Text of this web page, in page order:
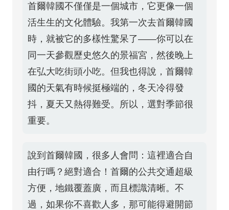
首爾韓國不僅僅是一個城市，它更像一個
活生生的文化體驗。我第一次去首爾韓國
時，就被它的多樣性驚呆了——你可以在
同一天參觀歷史悠久的景福宮，然後晚上
在弘大吃街頭小吃。但我也得說，首爾韓
國的天氣有時候挺極端的，冬天冷得發
抖，夏天又熱得難受。所以，選對季節很
重要。
說到首爾韓國，很多人會問：這裡適合自
由行嗎？絕對適合！首爾的公共交通超級
方便，地鐵覆蓋廣，而且標識清晰。不
過，如果你不喜歡人多，那可能得避開節